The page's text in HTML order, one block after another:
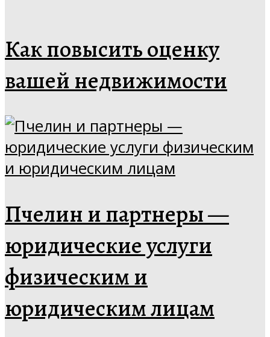
Как повысить оценку
вашей недвижимости
Пчелин и партнеры —
юридические услуги
физическим и
юридическим лицам